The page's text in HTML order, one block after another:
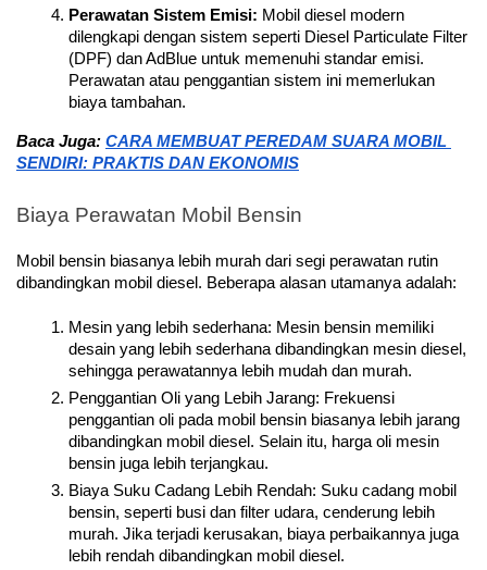
Perawatan Sistem Emisi: Mobil diesel modern
dilengkapi dengan sistem seperti Diesel Particulate Filter
(DPF) dan AdBlue untuk memenuhi standar emisi.
Perawatan atau penggantian sistem ini memerlukan
biaya tambahan.
Baca Juga: CARA MEMBUAT PEREDAM SUARA MOBIL
SENDIRI: PRAKTIS DAN EKONOMIS
Biaya Perawatan Mobil Bensin
Mobil bensin biasanya lebih murah dari segi perawatan rutin
dibandingkan mobil diesel. Beberapa alasan utamanya adalah:
Mesin yang lebih sederhana: Mesin bensin memiliki
desain yang lebih sederhana dibandingkan mesin diesel,
sehingga perawatannya lebih mudah dan murah.
Penggantian Oli yang Lebih Jarang: Frekuensi
penggantian oli pada mobil bensin biasanya lebih jarang
dibandingkan mobil diesel. Selain itu, harga oli mesin
bensin juga lebih terjangkau.
Biaya Suku Cadang Lebih Rendah: Suku cadang mobil
bensin, seperti busi dan filter udara, cenderung lebih
murah. Jika terjadi kerusakan, biaya perbaikannya juga
lebih rendah dibandingkan mobil diesel.